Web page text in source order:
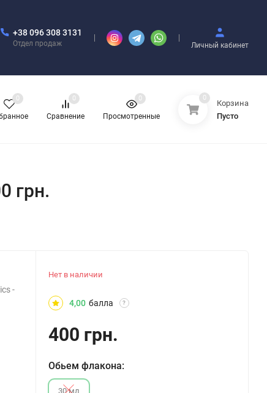
+38 096 308 3131
Отдел продаж Личный кабинет
0
Сравнение
0
Просмотренные
0 0
Корзина
Пусто
грн.
-
Нет в наличии
4,00 балла ?
400 грн.
Обьем флакона:
30 мл